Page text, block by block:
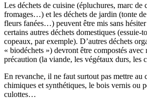
Les déchets de cuisine (épluchures, marc de
fromages…) et les déchets de jardin (tonte
fleurs fanées…) peuvent être mis sans
certains autres déchets domestiques (essuie-
copeaux, par exemple). D’autres déchets
« biodéchets ») devront être compostés avec
précaution (la viande, les végétaux durs,
En revanche, il ne faut surtout pas mettre au
chimiques et synthétiques, le bois vernis ou
culottes…